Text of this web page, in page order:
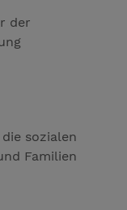
der
sozialen
Familien